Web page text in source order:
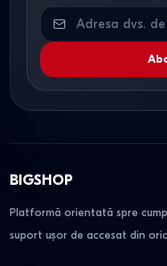
BIGSHOP
Platformă orientată spre
suport ușor de accesat din